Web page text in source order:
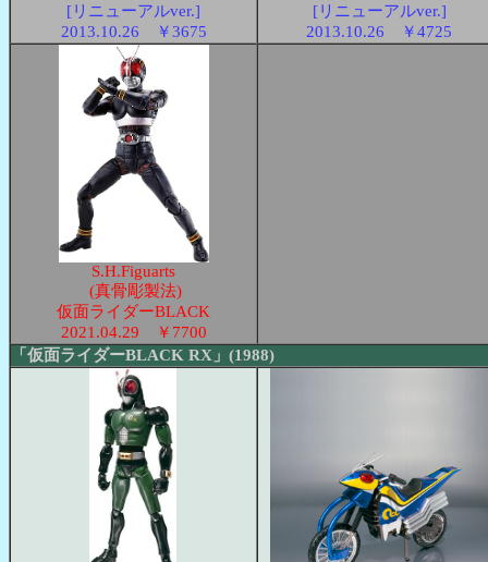
[リニューアルver.]
2013.10.26 ￥3675
[リニューアルver.]
2013.10.26 ￥4725
S.H.Figuarts
(真骨彫製法)
仮面ライダーBLACK
2021.04.29 ￥7700
「仮面ライダーBLACK RX」(1988)